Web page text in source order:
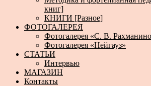
книг]
КНИГИ [Разное]
ФОТОГАЛЕРЕЯ
Фотогалерея «С. В.
Фотогалерея «Нейгауз»
СТАТЬИ
Интервью
МАГАЗИН
Контакты